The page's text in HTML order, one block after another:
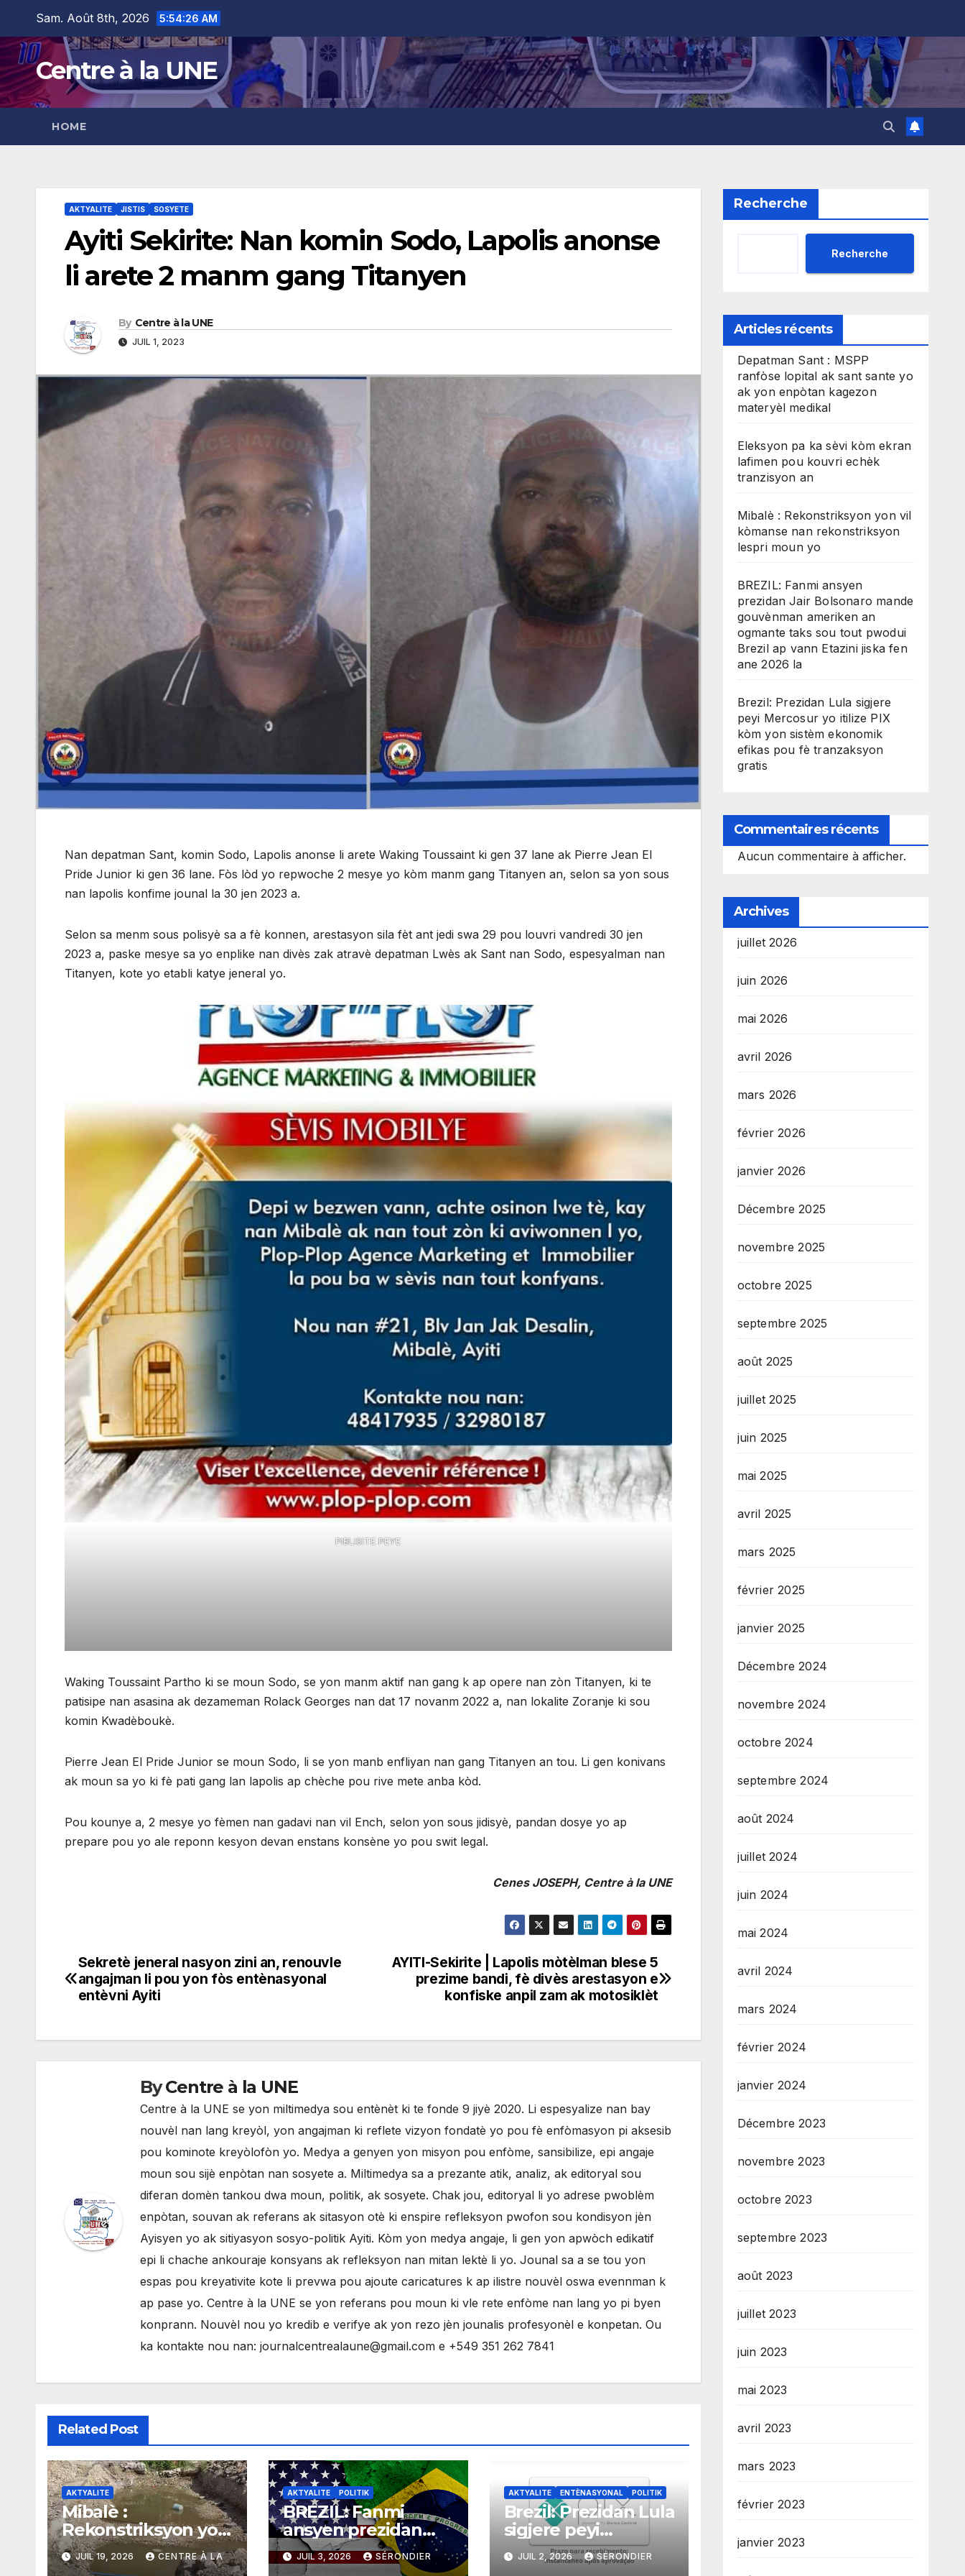
content
content
Sam. Août 8th, 2026 5:54:27 AM
Centre à la UNE
HOME
AKTYALITE JISTIS SOSYETE
Ayiti Sekirite: Nan komin Sodo, Lapolis anonse
li arete 2 manm gang Titanyen
By Centre à la UNE
JUIL 1, 2023
Nan depatman Sant, komin Sodo, Lapolis anonse li arete Waking Toussaint ki gen 37 lane ak Pierre Jean El
Pride Junior ki gen 36 lane. Fòs lòd yo repwoche 2 mesye yo kòm manm gang Titanyen an, selon sa yon sous
nan lapolis konfime jounal la 30 jen 2023 a.
Selon sa menm sous polisyè sa a fè konnen, arestasyon sila fèt ant jedi swa 29 pou louvri vandredi 30 jen
2023 a, paske mesye sa yo enplike nan divès zak atravè depatman Lwès ak Sant nan Sodo, espesyalman nan
Titanyen, kote yo etabli katye jeneral yo.
PIBLISITE PEYE
Waking Toussaint Partho ki se moun Sodo, se yon manm aktif nan gang k ap opere nan zòn Titanyen, ki te
patisipe nan asasina ak dezameman Rolack Georges nan dat 17 novanm 2022 a, nan lokalite Zoranje ki sou
komin Kwadèboukè.
Pierre Jean El Pride Junior se moun Sodo, li se yon manb enfliyan nan gang Titanyen an tou. Li gen konivans
ak moun sa yo ki fè pati gang lan lapolis ap chèche pou rive mete anba kòd.
Pou kounye a, 2 mesye yo fèmen nan gadavi nan vil Ench, selon yon sous jidisyè, pandan dosye yo ap
prepare pou yo ale reponn kesyon devan enstans konsène yo pou swit legal.
Cenes JOSEPH, Centre à la UNE
Navigation
de
AYITI-Sekirite | Lapolis mòtèlman blese 5
prezime bandi, fè divès arestasyon e
konfiske anpil zam ak motosiklèt
Sekretè jeneral nasyon zini an, renouvle
angajman li pou yon fòs entènasyonal
entèvni Ayiti
ByCentre à la UNE
Centre à la UNE se yon miltimedya sou entènèt ki te fonde 9 jiyè 2020. Li espesyalize nan bay
nouvèl nan lang kreyòl, yon angajman ki reflete vizyon fondatè yo pou fè enfòmasyon pi aksesib
pou kominote kreyòlofòn yo. Medya a genyen yon misyon pou enfòme, sansibilize, epi angaje
moun sou sijè enpòtan nan sosyete a. Miltimedya sa a prezante atik, analiz, ak editoryal sou
diferan domèn tankou dwa moun, politik, ak sosyete. Chak jou, editoryal li yo adrese pwoblèm
enpòtan, souvan ak referans ak sitasyon otè ki enspire refleksyon pwofon sou kondisyon jèn
Ayisyen yo ak sitiyasyon sosyo-politik Ayiti. Kòm yon medya angaje, li gen yon apwòch edikatif
epi li chache ankouraje konsyans ak refleksyon nan mitan lektè li yo. Jounal sa a se tou yon
espas pou kreyativite kote li prevwa pou ajoute caricatures k ap ilistre nouvèl oswa evennman k
ap pase yo. Centre à la UNE se yon referans pou moun ki vle rete enfòme nan lang yo pi byen
konprann. Nouvèl nou yo kredib e verifye ak yon rezo jèn jounalis profesyonèl e konpetan. Ou
ka kontakte nou nan: journalcentrealaune@gmail.com e +549 351 262 7841
Related Post
AKTYALITE
Mibalè :
Rekonstriksyon yon
vil kòmanse nan
rekonstriksyon
JUIL 19, 2026 CENTRE À LA
AKTYALITE POLITIK
BREZIL: Fanmi
ansyen prezidan
Jair Bolsonaro
mande gouvènman
JUIL 3, 2026 SÉRONDIER
AKTYALITE ENTÈNASYONAL POLITIK
Brezil: Prezidan Lula
sigjere peyi
Mercosur yo itilize
PIX kòm yon sistèm
JUIL 2, 2026 SÉRONDIER
Recherche
Recherche
Articles récents
Depatman Sant : MSPP
ranfòse lopital ak sant sante yo
ak yon enpòtan kagezon
materyèl medikal
Eleksyon pa ka sèvi kòm ekran
lafimen pou kouvri echèk
tranzisyon an
Mibalè : Rekonstriksyon yon vil
kòmanse nan rekonstriksyon
lespri moun yo
BREZIL: Fanmi ansyen
prezidan Jair Bolsonaro mande
gouvènman ameriken an
ogmante taks sou tout pwodui
Brezil ap vann Etazini jiska fen
ane 2026 la
Brezil: Prezidan Lula sigjere
peyi Mercosur yo itilize PIX
kòm yon sistèm ekonomik
efikas pou fè tranzaksyon
gratis
Commentaires récents
Aucun commentaire à afficher.
Archives
juillet 2026
juin 2026
mai 2026
avril 2026
mars 2026
février 2026
janvier 2026
Décembre 2025
novembre 2025
octobre 2025
septembre 2025
août 2025
juillet 2025
juin 2025
mai 2025
avril 2025
mars 2025
février 2025
janvier 2025
Décembre 2024
novembre 2024
octobre 2024
septembre 2024
août 2024
juillet 2024
juin 2024
mai 2024
avril 2024
mars 2024
février 2024
janvier 2024
Décembre 2023
novembre 2023
octobre 2023
septembre 2023
août 2023
juillet 2023
juin 2023
mai 2023
avril 2023
mars 2023
février 2023
janvier 2023